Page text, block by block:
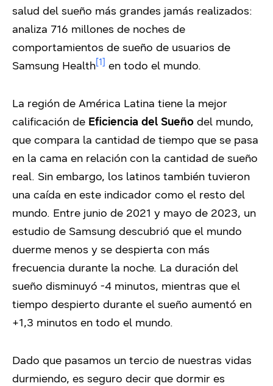
salud del sueño más grandes jamás realizados:
analiza 716 millones de noches de
comportamientos de sueño de usuarios de
Samsung Health[1] en todo el mundo.
La región de América Latina tiene la mejor
calificación de Eficiencia del Sueño del mundo,
que compara la cantidad de tiempo que se pasa
en la cama en relación con la cantidad de sueño
real. Sin embargo, los latinos también tuvieron
una caída en este indicador como el resto del
mundo. Entre junio de 2021 y mayo de 2023, un
estudio de Samsung descubrió que el mundo
duerme menos y se despierta con más
frecuencia durante la noche. La duración del
sueño disminuyó -4 minutos, mientras que el
tiempo despierto durante el sueño aumentó en
+1,3 minutos en todo el mundo.
Dado que pasamos un tercio de nuestras vidas
durmiendo, es seguro decir que dormir es